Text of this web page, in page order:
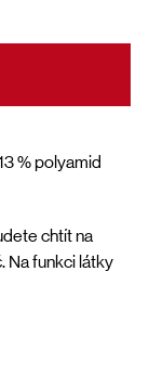
% polyamid
chtít na
Na funkci látky